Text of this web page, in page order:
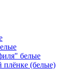
белые
плёнке (белые)